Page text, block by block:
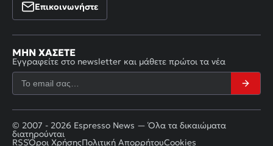
Επικοινωνήστε
ΜΗΝ ΧΆΣΕΤΕ
Εγγραφείτε στο newsletter και μάθετε πρώτοι τα νέα
© 2007 - 2026 Espresso News — Όλα τα δικαιώματα
διατηρούνται
RSSΌροι ΧρήσηςΠολιτική ΑπορρήτουCookies